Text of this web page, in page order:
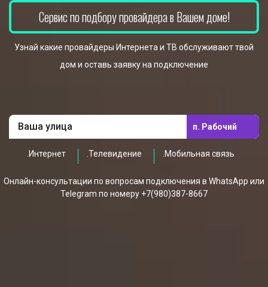
Сервис по подбору провайдера в Вашем доме!
Узнай какие провайдеры Интернета и ТВ обслуживают твой
дом и оставь заявку на подключение
п. Рабочий
.Интернет .Телевидение .Мобильная связь
Онлайн-консультации по вопросам подключения в WhatsApp или
Telegram по номеру +7(980)387-8667